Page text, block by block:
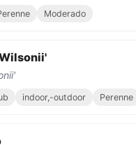
Moderado
indoor,-outdoor Perenne